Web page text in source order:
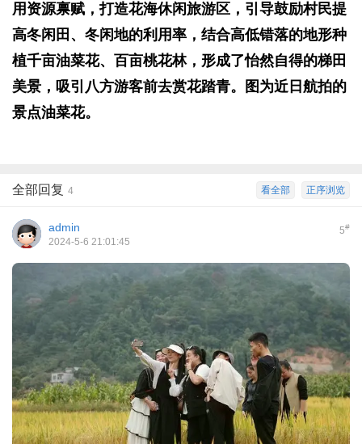
用资源禀赋，打造花海休闲旅游区，引导鼓励村民提
高冬闲田、冬闲地的利用率，结合高低错落的地形种
植千亩油菜花、百亩桃花林，形成了怡然自得的梯田
美景，吸引八方游客前去赏花踏青。图为近日航拍的
景点油菜花。
正序浏览
看全部
全部回复 4
5#
admin
2024-5-6 21:01:45